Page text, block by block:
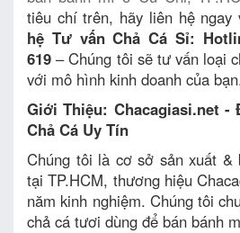
tiêu chí trên, hãy liên hệ ngay
hệ Tư vấn Chả Cá Sỉ:
619 – Chúng tôi sẽ tư vấn loại
với mô hình kinh doanh của
Giới Thiệu: Chacagiasi.net -
Chả Cá Uy Tín
Chúng tôi là cơ sở sản xuất
tại TP.HCM, thương hiệu
năm kinh nghiệm. Chúng tôi
chả cá tươi dùng để bán bánh